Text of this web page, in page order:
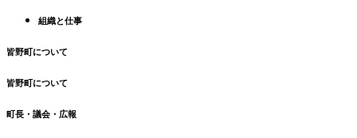
組織と仕事
皆野町について
皆野町について
町長・議会・広報